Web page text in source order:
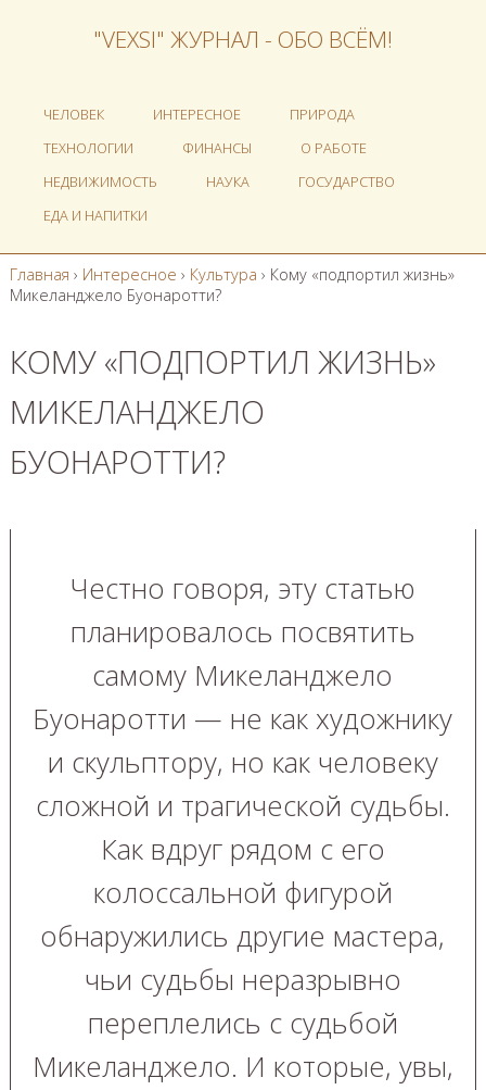
"VEXSI" ЖУРНАЛ - ОБО ВСЁМ!
ЧЕЛОВЕК ИНТЕРЕСНОЕ
ПРИРОДА
ТЕХНОЛОГИИ
ФИНАНСЫ
О РАБОТЕ
НЕДВИЖИМОСТЬ
НАУКА
ГОСУДАРСТВО
ЕДА И НАПИТКИ
Главная › Интересное › Культура › Кому «подпортил жизнь»
Микеланджело Буонаротти?
КОМУ «ПОДПОРТИЛ ЖИЗНЬ»
МИКЕЛАНДЖЕЛО
БУОНАРОТТИ?
Честно говоря, эту статью
планировалось посвятить
самому Микеланджело
Буонаротти — не как художнику
и скульптору, но как человеку
сложной и трагической судьбы.
Как вдруг рядом с его
колоссальной фигурой
обнаружились другие мастера,
чьи судьбы неразрывно
переплелись с судьбой
Микеланджело. И которые, увы,